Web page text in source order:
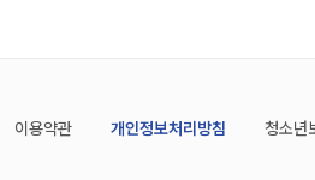
이용약관 개인정보처리방침 청소년